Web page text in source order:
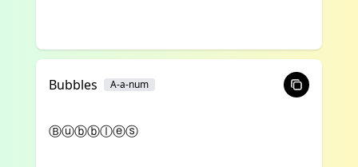
Bubbles A-a-num
Ⓑⓤⓑⓑⓛⓔⓢ